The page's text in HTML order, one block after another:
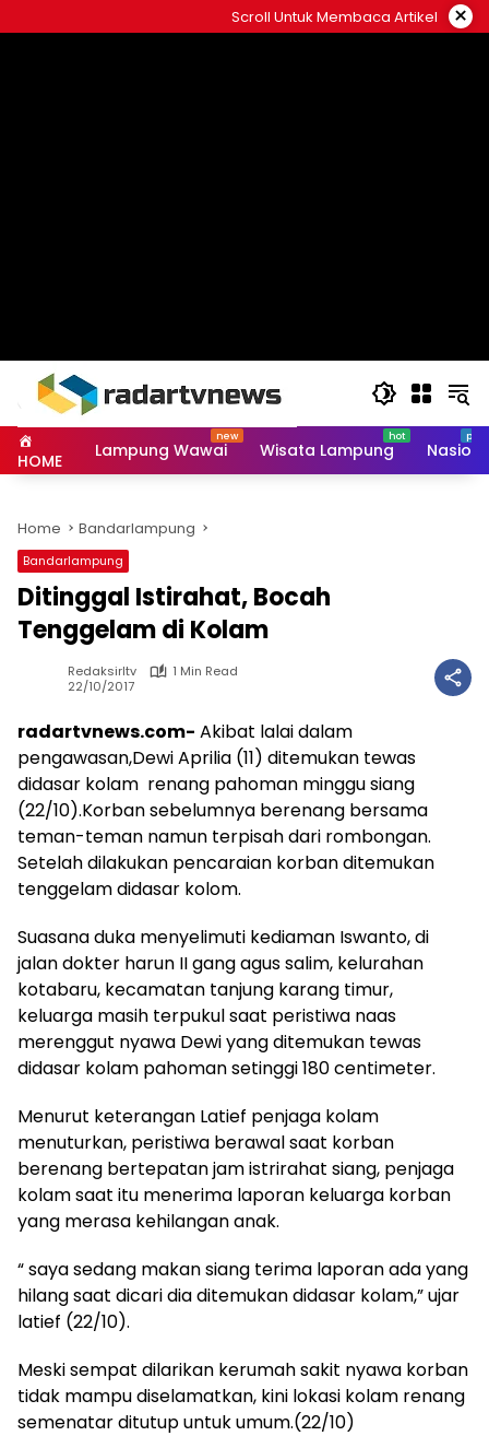
to
Scroll Untuk Membaca Artikel ×
HOME Lampung Wawai Wisata Lampung
Home Bandarlampung
Bandarlampung
Ditinggal Istirahat, Bocah
Tenggelam di Kolam
Redaksirltv
1 Min Read
22/10/2017
radartvnews.com- Akibat lalai dalam
pengawasan,Dewi Aprilia (11) ditemukan tewas
didasar kolam renang pahoman minggu siang
(22/10).Korban sebelumnya berenang bersama
teman-teman namun terpisah dari rombongan.
Setelah dilakukan pencaraian korban ditemukan
tenggelam didasar kolom.
Suasana duka menyelimuti kediaman Iswanto, di
jalan dokter harun II gang agus salim, kelurahan
kotabaru, kecamatan tanjung karang timur,
keluarga masih terpukul saat peristiwa naas
merenggut nyawa Dewi yang ditemukan tewas
didasar kolam pahoman setinggi 180 centimeter.
Menurut keterangan Latief penjaga kolam
menuturkan, peristiwa berawal saat korban
berenang bertepatan jam istrirahat siang, penjaga
kolam saat itu menerima laporan keluarga korban
yang merasa kehilangan anak.
“ saya sedang makan siang terima laporan ada yang
hilang saat dicari dia ditemukan didasar kolam,” ujar
latief (22/10).
Meski sempat dilarikan kerumah sakit nyawa korban
tidak mampu diselamatkan, kini lokasi kolam renang
semenatar ditutup untuk umum.(22/10)